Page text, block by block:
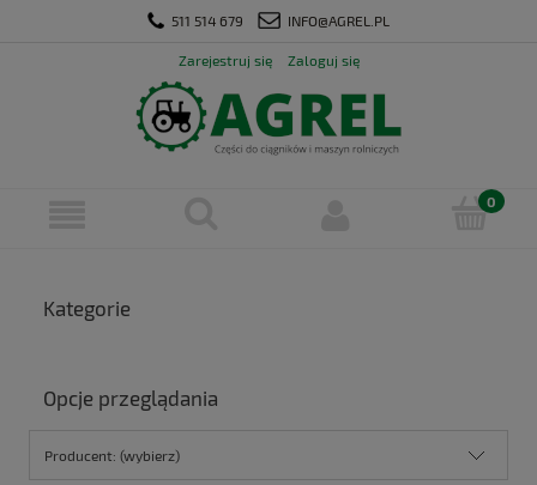
511 514 679 INFO@AGREL.PL
Zarejestruj się Zaloguj się
Kategorie
Opcje przeglądania
Producent: (wybierz)